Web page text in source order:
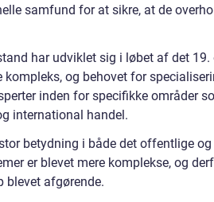
samfund for at sikre, at de
har udviklet sig i løbet af det 19.
og behovet for
inden for specifikke områder
international handel.
betydning i både det offentlige
er blevet mere komplekse, og
afgørende.